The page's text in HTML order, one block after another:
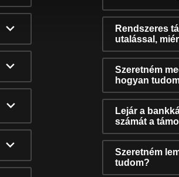
Rendszeres
utalással,
Szeretném
hogyan
Lejár a
számát a
Szeretném
tudom?